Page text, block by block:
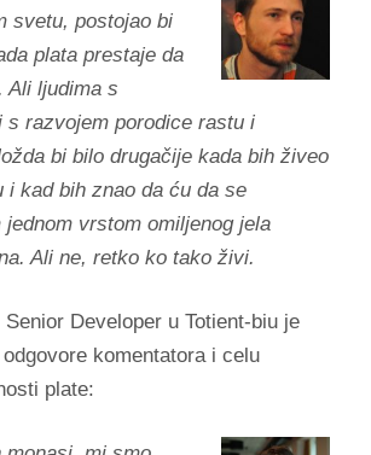
svetu, postojao bi
plata prestaje da
Ali ljudima s
s razvojem porodice rastu i
bi bilo drugačije kada bih živeo
i kad bih znao da ću da se
jednom vrstom omiljenog jela
Ali ne, retko ko tako živi.
Senior Developer u Totient-biu je
komentatora i celu
plate: